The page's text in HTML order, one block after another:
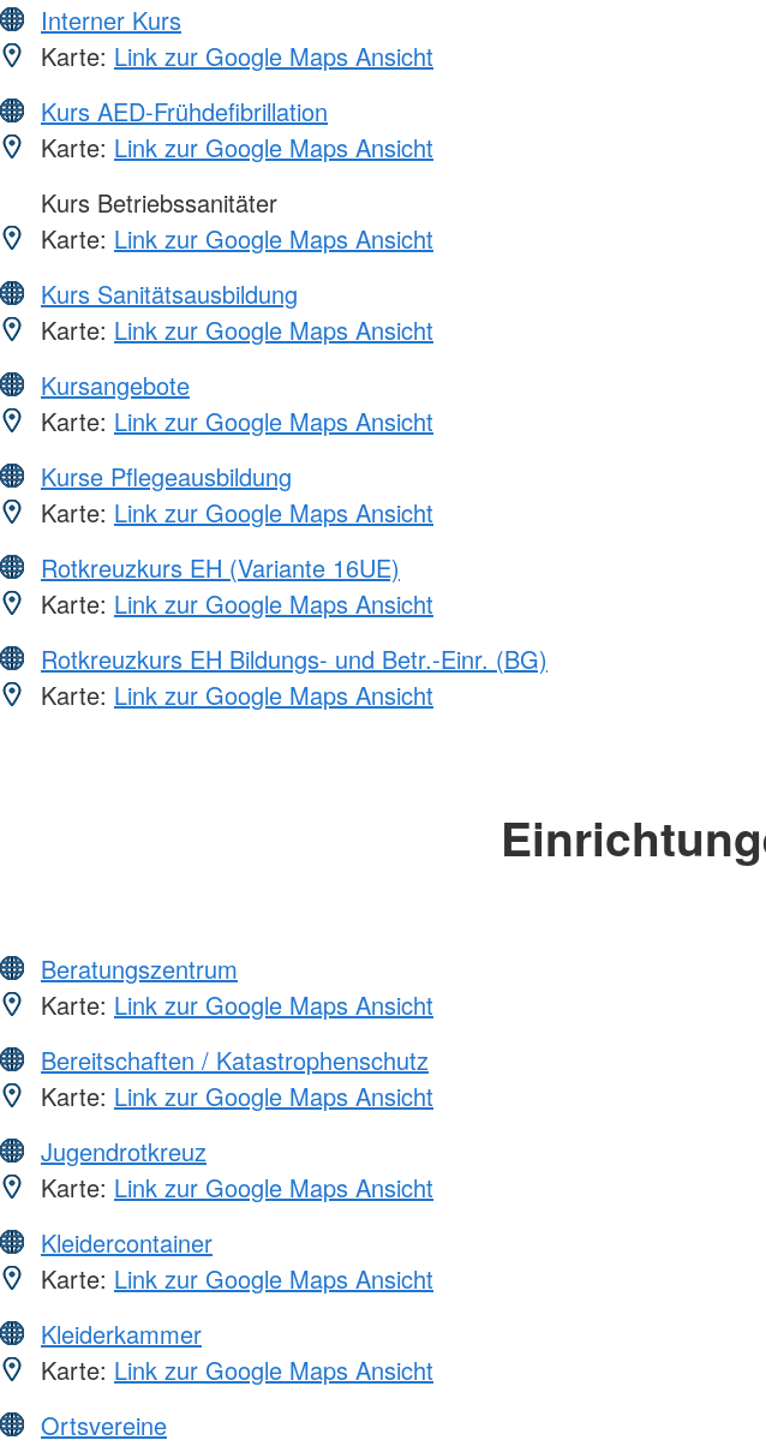
Interner Kurs
Karte: Link zur Google Maps Ansicht
Kurs AED-Frühdefibrillation
Karte: Link zur Google Maps Ansicht
Kurs Betriebssanitäter
Karte: Link zur Google Maps Ansicht
Kurs Sanitätsausbildung
Karte: Link zur Google Maps Ansicht
Kursangebote
Karte: Link zur Google Maps Ansicht
Kurse Pflegeausbildung
Karte: Link zur Google Maps Ansicht
Rotkreuzkurs EH (Variante 16UE)
Karte: Link zur Google Maps Ansicht
Rotkreuzkurs EH Bildungs- und Betr.-Einr. (BG)
Karte: Link zur Google Maps Ansicht
Beratungszentrum
Karte: Link zur Google Maps Ansicht
Bereitschaften / Katastrophenschutz
Karte: Link zur Google Maps Ansicht
Jugendrotkreuz
Karte: Link zur Google Maps Ansicht
Kleidercontainer
Karte: Link zur Google Maps Ansicht
Kleiderkammer
Karte: Link zur Google Maps Ansicht
Ortsvereine